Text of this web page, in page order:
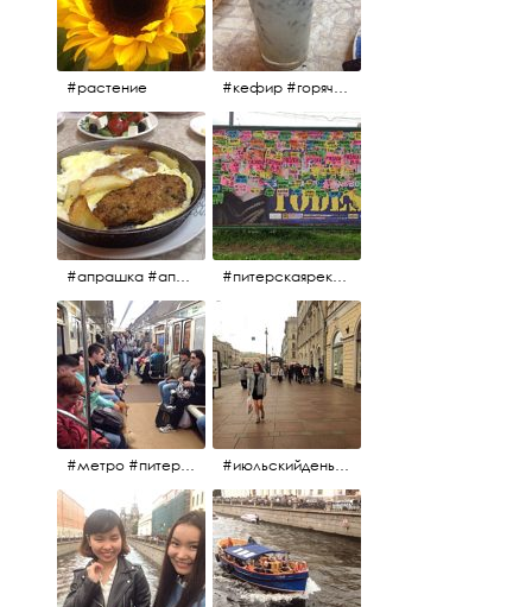
#растение #кефир #горячийкефир #национальноеблюдо #лаваш #вкусно
#апрашка #апраксиндвор #кафенаапрашке #куринаякотлетанасковороде #сковородка #кафедлясвоих #питерскаяреклама #todes #куколки #окраинапитера #фрунзенскийрайон
#метро #питерскоеметро #невскаялиния #июльскийдень2017 #15july2017 #невский